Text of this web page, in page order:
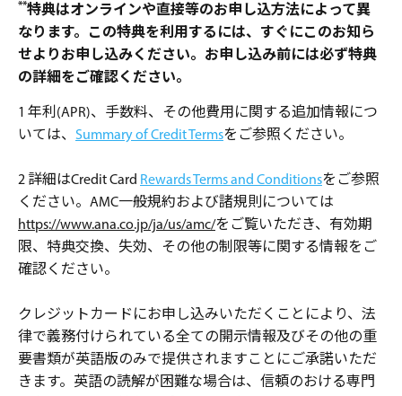
**特典はオンラインや直接等のお申し込方法によって異
なります。この特典を利用するには、すぐにこのお知ら
せよりお申し込みください。お申し込み前には必ず特典
の詳細をご確認ください。
1 年利(APR)、手数料、その他費用に関する追加情報につ
いては、 Summary of Credit Termsをご参照ください。
2 詳細はCredit Card Rewards Terms and Conditionsをご参照
ください。AMC一般規約および諸規則については
https://www.ana.co.jp/ja/us/amc/をご覧いただき、有効期
限、特典交換、失効、その他の制限等に関する情報をご
確認ください。
クレジットカードにお申し込みいただくことにより、法
律で義務付けられている全ての開示情報及びその他の重
要書類が英語版のみで提供されますことにご承諾いただ
きます。英語の読解が困難な場合は、信頼のおける専門